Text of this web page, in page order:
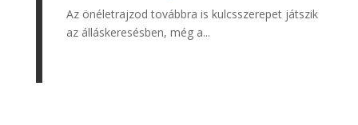
Az önéletrajzod továbbra is kulcsszerepet játszik
az álláskeresésben, még a...